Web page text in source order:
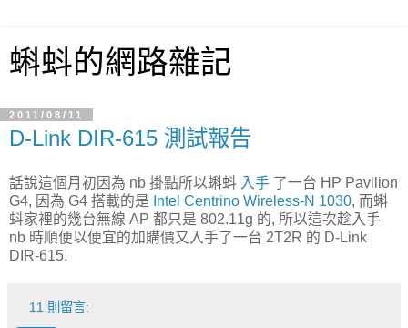
蝌蚪的網路雜記
2011/08/11
D-Link DIR-615 測試報告
話說這個月初因為 nb 掛點所以蝌蚪 入手 了一台 HP Pavilion
G4, 因為 G4 搭載的是 Intel Centrino Wireless-N 1030, 而蝌
蚪家裡的幾台無線 AP 都只是 802.11g 的, 所以這次趁入手
nb 時順便以便宜的加購價又入手了一台 2T2R 的 D-Link
DIR-615.
11 則留言: